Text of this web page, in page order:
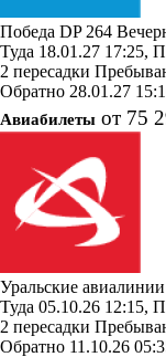
Победа DP 264
Туда 18.01.27 17:25,
2 пересадки
Обратно 28.01.27
Авиабилеты от 75
Уральские авиалинии
Туда 05.10.26 12:15,
2 пересадки
Обратно 11.10.26